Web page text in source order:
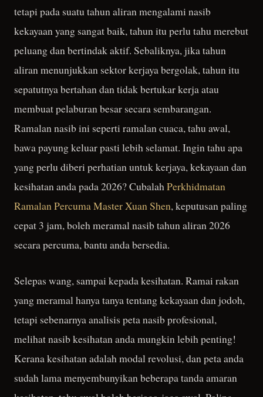
tetapi pada suatu tahun aliran mengalami nasib
kekayaan yang sangat baik, tahun itu perlu tahu merebut
peluang dan bertindak aktif. Sebaliknya, jika tahun
aliran menunjukkan sektor kerjaya bergolak, tahun itu
sepatutnya bertahan dan tidak bertukar kerja atau
membuat pelaburan besar secara sembarangan.
Ramalan nasib ini seperti ramalan cuaca, tahu awal,
bawa payung keluar pasti lebih selamat. Ingin tahu apa
yang perlu diberi perhatian untuk kerjaya, kekayaan dan
kesihatan anda pada 2026? CubalahPerkhidmatan
Ramalan Percuma Master Xuan Shen, keputusan paling
cepat 3 jam, boleh meramal nasib tahun aliran 2026
secara percuma, bantu anda bersedia.
Selepas wang, sampai kepada kesihatan. Ramai rakan
yang meramal hanya tanya tentang kekayaan dan jodoh,
tetapi sebenarnya analisis peta nasib profesional,
melihat nasib kesihatan anda mungkin lebih penting!
Kerana kesihatan adalah modal revolusi, dan peta anda
sudah lama menyembunyikan beberapa tanda amaran